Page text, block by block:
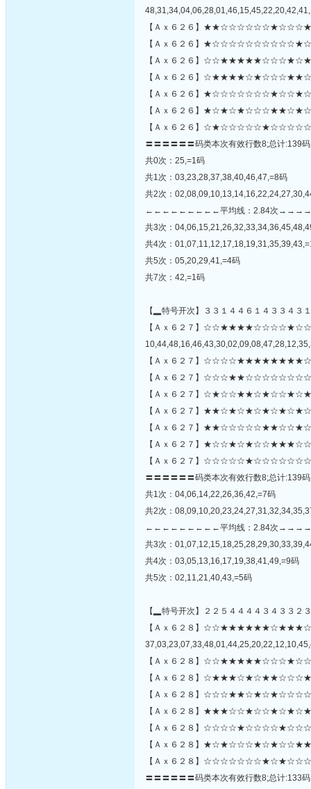
【Ａｘ６２６】
【Ａｘ６２６】
【Ａｘ６２６】
【Ａｘ６２６】
【Ａｘ６２６】
【Ａｘ６２６】
【Ａｘ６２６】
〓〓〓〓〓〓码类本次有效行数8;总计:139
共0次：25,=1码
共1次：03,23,28,37,38,40,46,47,=8码
共2次：
←←←←←←←←←平均线：2.84次
共3次：
共4次：
共5次：05,20,29,41,=4码
共7次：42,=1码
【▂特号开次】３３１４４６１４３３４３
【Ａｘ６２７】
【Ａｘ６２７】
【Ａｘ６２７】
【Ａｘ６２７】
【Ａｘ６２７】
【Ａｘ６２７】
【Ａｘ６２７】
【Ａｘ６２７】
〓〓〓〓〓〓码类本次有效行数8;总计:139
共1次：04,06,14,22,26,36,42,=7码
共2次：
←←←←←←←←←平均线：2.84次
共3次：
共4次：03,05,13,16,17,19,38,41,49,=9码
共5次：02,11,21,40,43,=5码
【▂特号开次】２２５４４４４３４３３２
【Ａｘ６２８】
【Ａｘ６２８】
【Ａｘ６２８】
【Ａｘ６２８】
【Ａｘ６２８】
【Ａｘ６２８】
【Ａｘ６２８】
【Ａｘ６２８】
〓〓〓〓〓〓码类本次有效行数8;总计:133